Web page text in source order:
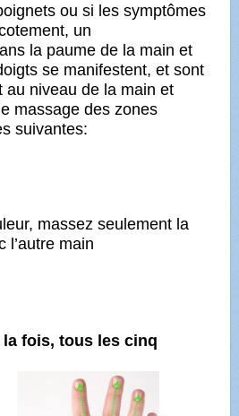
ou si les symptômes
un
la paume de la main et
se manifestent, et sont
au niveau de la main et
massagedes zones
suivantes:
massez seulement la
l’autre main
fois, tous les cinq